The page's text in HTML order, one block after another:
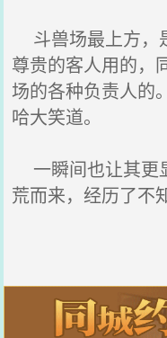
斗兽场最上方，
尊贵的客人用的，
场的各种负责人的
哈大笑道。
一瞬间也让其更
荒而来，经历了不